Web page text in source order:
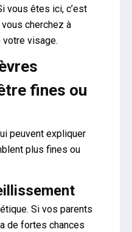
vous êtes ici, c’est
cherchez à
visage.
fines ou
peuvent expliquer
plus fines ou
Si vos parents
de fortes chances